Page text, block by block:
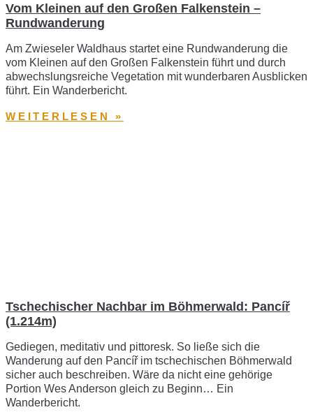
Vom Kleinen auf den Großen Falkenstein –
Rundwanderung
Am Zwieseler Waldhaus startet eine Rundwanderung die
vom Kleinen auf den Großen Falkenstein führt und durch
abwechslungsreiche Vegetation mit wunderbaren Ausblicken
führt. Ein Wanderbericht.
WEITERLESEN »
Tschechischer Nachbar im Böhmerwald: Pancíř
(1.214m)
Gediegen, meditativ und pittoresk. So ließe sich die
Wanderung auf den Pancíř im tschechischen Böhmerwald
sicher auch beschreiben. Wäre da nicht eine gehörige
Portion Wes Anderson gleich zu Beginn… Ein
Wanderbericht.